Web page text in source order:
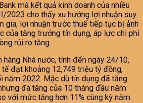
mà kết quả kinh doanh của nhiều
2023 cho thấy xu hướng lợi nhuận suy
gia, lợi nhuận trước thuế tiếp tục bị ảnh
của tăng trưởng tín dụng, áp lực chi phí
rủi ro tăng.
hàng Nhà nước, tính đến ngày 24/10,
tế đạt khoảng 12,749 triệu tỷ đồng,
năm 2022. Mặc dù tín dụng đã tăng
đà tăng của 10 tháng đầu năm
với mức tăng hơn 11% cùng kỳ năm